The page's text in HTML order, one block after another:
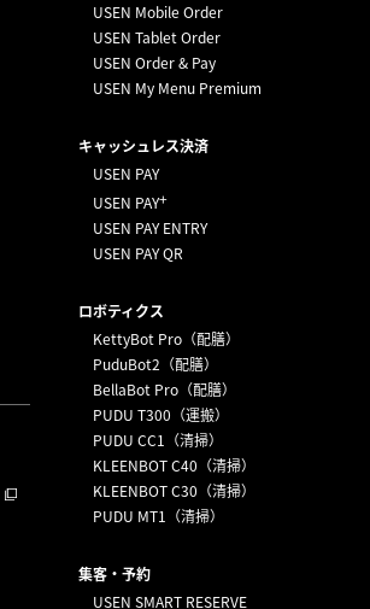
USEN Mobile Order
USEN Tablet Order
USEN Order & Pay
USEN My Menu Premium
キャッシュレス決済
USEN PAY
USEN PAY+
USEN PAY ENTRY
USEN PAY QR
ロボティクス
KettyBot Pro（配膳）
PuduBot2（配膳）
BellaBot Pro（配膳）
PUDU T300（運搬）
PUDU CC1（清掃）
KLEENBOT C40（清掃）
KLEENBOT C30（清掃）
PUDU MT1（清掃）
集客・予約
USEN SMART RESERVE